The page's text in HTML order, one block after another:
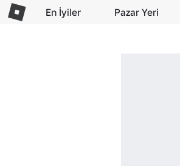
En İyiler Pazar Yeri